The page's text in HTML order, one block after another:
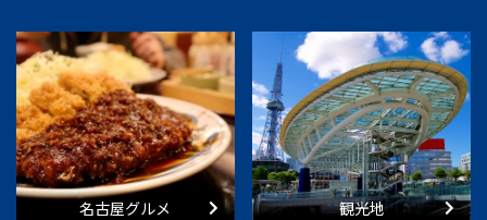
名古屋グルメ 観光地